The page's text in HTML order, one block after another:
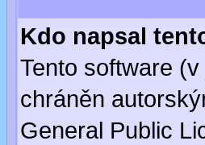
Kdo napsal
Tento software
chráněn
General Public